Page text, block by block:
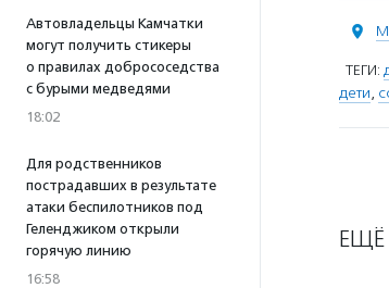
Автовладельцы Камчатки
могут получить стикеры
о правилах добрососедства
с бурыми медведями
18:02
Для родственников
пострадавших в результате
атаки беспилотников под
Геленджиком открыли
горячую линию
16:58
ТЕГИ:
дети,
ЕЩЁ